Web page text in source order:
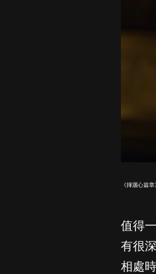
《揮灑心篇
值得
有很
相處